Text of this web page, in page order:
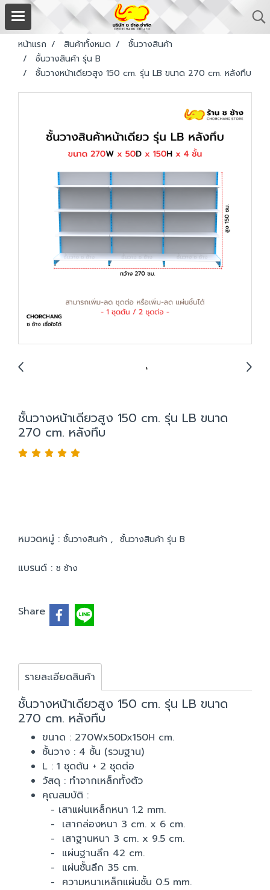
หน้าแรก สินค้าทั้งหมด
ชั้นวางสินค้า
ชั้นวางสินค้า รุ่น B
ชั้นวางหน้าเดียวสูง 150 cm. รุ่น LB ขนาด 270 cm. หลังทึบ
ชั้นวางหน้าเดียวสูง 150 cm. รุ่น LB ขนาด
270 cm. หลังทึบ
หมวดหมู่ : ชั้นวางสินค้า , ชั้นวางสินค้า รุ่น B
แบรนด์ : ช ช้าง
Share
รายละเอียดสินค้า
ชั้นวางหน้าเดียวสูง 150 cm. รุ่น LB ขนาด
270 cm. หลังทึบ
ขนาด : 270Wx50Dx150H cm.
ชั้นวาง : 4 ชั้น (รวมฐาน)
L : 1 ชุดต้น + 2 ชุดต่อ
วัสดุ : ทำจากเหล็กทั้งตัว
คุณสมบัติ :
- เสาแผ่นเหล็กหนา 1.2 mm.
- เสากล่องหนา 3 cm. x 6 cm.
- เสาฐานหนา 3 cm. x 9.5 cm.
- แผ่นฐานลึก 42 cm.
- แผ่นชั้นลึก 35 cm.
- ความหนาเหล็กแผ่นชั้น 0.5 mm.